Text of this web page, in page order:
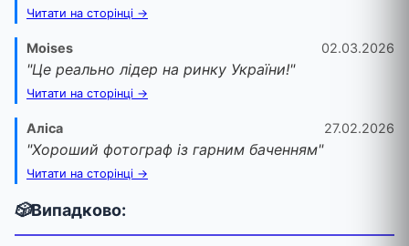
Читати на сторінці →
Moises 02.03.2026
"Це реально лідер на ринку України!"
Читати на сторінці →
Аліса 27.02.2026
"Хороший фотограф із гарним баченням"
Читати на сторінці →
🎲Випадково: